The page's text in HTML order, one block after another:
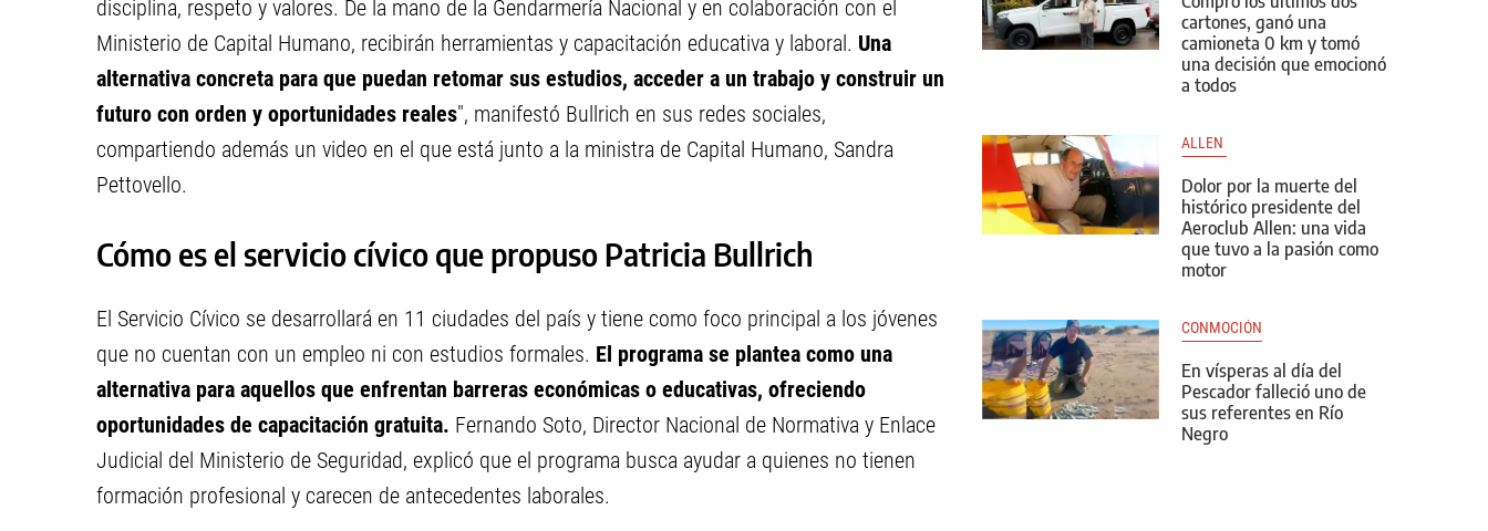
disciplina, respeto y valores. De la mano de la Gendarmería Nacional y en colaboración con el
Ministerio de Capital Humano, recibirán herramientas y capacitación educativa y laboral. Una
alternativa concreta para que puedan retomar sus estudios, acceder a un trabajo y construir un
futuro con orden y oportunidades reales", manifestó Bullrich en sus redes sociales,
compartiendo además un video en el que está junto a la ministra de Capital Humano, Sandra
Pettovello.
Cómo es el servicio cívico que propuso Patricia Bullrich
El Servicio Cívico se desarrollará en 11 ciudades del país y tiene como foco principal a los jóvenes
que no cuentan con un empleo ni con estudios formales. El programa se plantea como una
alternativa para aquellos que enfrentan barreras económicas o educativas, ofreciendo
oportunidades de capacitación gratuita. Fernando Soto, Director Nacional de Normativa y Enlace
Judicial del Ministerio de Seguridad, explicó que el programa busca ayudar a quienes no tienen
formación profesional y carecen de antecedentes laborales.
cartones, ganó una
camioneta 0 km y tomó
una decisión que emocionó
a todos
ALLEN
Dolor por la muerte del
histórico presidente del
Aeroclub Allen: una vida
que tuvo a la pasión como
motor
CONMOCIÓN
En vísperas al día del
Pescador falleció uno de
sus referentes en Río
Negro